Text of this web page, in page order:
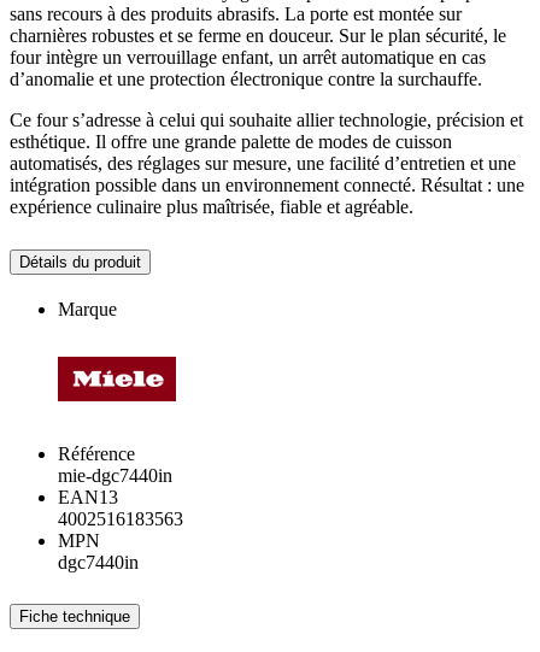
sans recours à des produits abrasifs. La porte est montée sur
charnières robustes et se ferme en douceur. Sur le plan sécurité, le
four intègre un verrouillage enfant, un arrêt automatique en cas
d’anomalie et une protection électronique contre la surchauffe.
Ce four s’adresse à celui qui souhaite allier technologie, précision et
esthétique. Il offre une grande palette de modes de cuisson
automatisés, des réglages sur mesure, une facilité d’entretien et une
intégration possible dans un environnement connecté. Résultat : une
expérience culinaire plus maîtrisée, fiable et agréable.
Détails du produit
Marque
Référence
mie-dgc7440in
EAN13
4002516183563
MPN
dgc7440in
Fiche technique